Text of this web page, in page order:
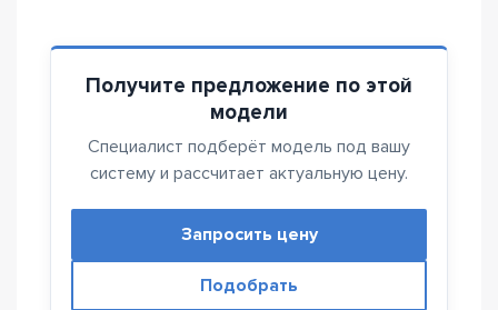
Получите предложение по этой
модели
Специалист подберёт модель под вашу
систему и рассчитает актуальную цену.
Запросить цену
Подобрать